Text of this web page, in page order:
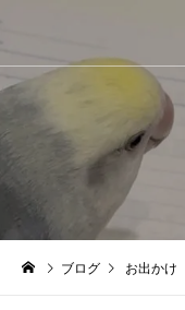
ブログ お出かけ